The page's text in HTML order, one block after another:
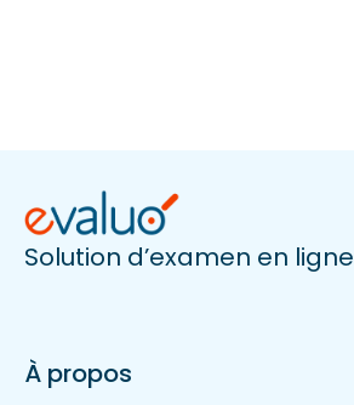
Solution d’examen en ligne
À propos